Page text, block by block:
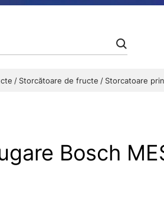
Storcătoare de fructe Storcatoare
Bosch